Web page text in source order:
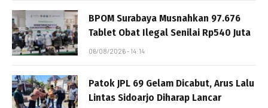
BPOM Surabaya Musnahkan 97.676
Tablet Obat Ilegal Senilai Rp540 Juta
06/08/2026 - 14:14
Patok JPL 69 Gelam Dicabut, Arus Lalu
Lintas Sidoarjo Diharap Lancar